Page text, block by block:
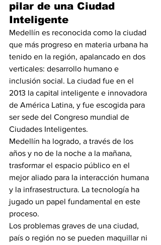
pilar de una Ciudad
Inteligente
Medellín es reconocida como la ciudad
que más progreso en materia urbana ha
tenido en la región, apalancado en dos
verticales: desarrollo humano e
inclusión social. La ciudad fue en el
2013 la capital inteligente e innovadora
de América Latina, y fue escogida para
ser sede del Congreso mundial de
Ciudades Inteligentes.
Medellín ha logrado, a través de los
años y no de la noche a la mañana,
trasformar el espacio público en el
mejor aliado para la interacción humana
y la infrasestructura. La tecnología ha
jugado un papel fundamental en este
proceso.
Los problemas graves de una ciudad,
país o región no se pueden maquillar ni